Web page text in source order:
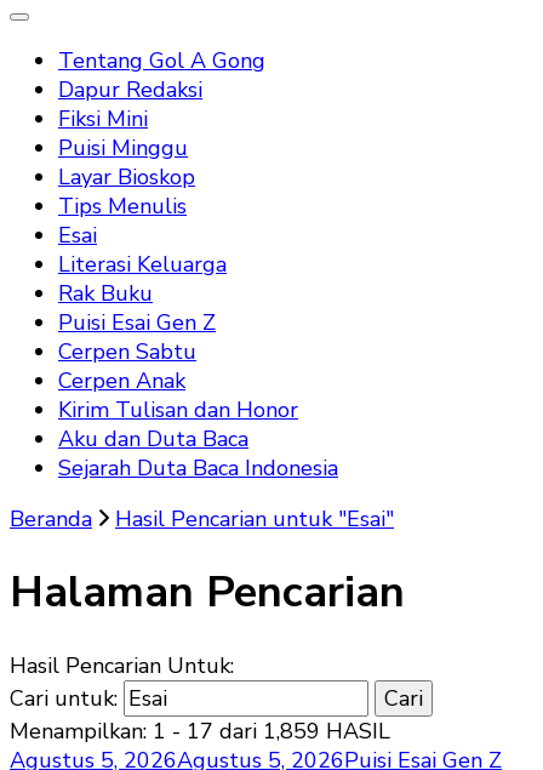
Tentang Gol A Gong
Dapur Redaksi
Fiksi Mini
Puisi Minggu
Layar Bioskop
Tips Menulis
Esai
Literasi Keluarga
Rak Buku
Puisi Esai Gen Z
Cerpen Sabtu
Cerpen Anak
Kirim Tulisan dan Honor
Aku dan Duta Baca
Sejarah Duta Baca Indonesia
Beranda
Hasil Pencarian untuk "Esai"
Halaman Pencarian
Hasil Pencarian Untuk:
Cari untuk:
Menampilkan: 1 - 17 dari 1,859 HASIL
Agustus 5, 2026Agustus 5, 2026Puisi Esai Gen Z